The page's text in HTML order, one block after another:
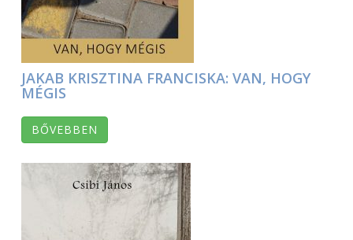
JAKAB KRISZTINA FRANCISKA: VAN, HOGY
MÉGIS
BŐVEBBEN